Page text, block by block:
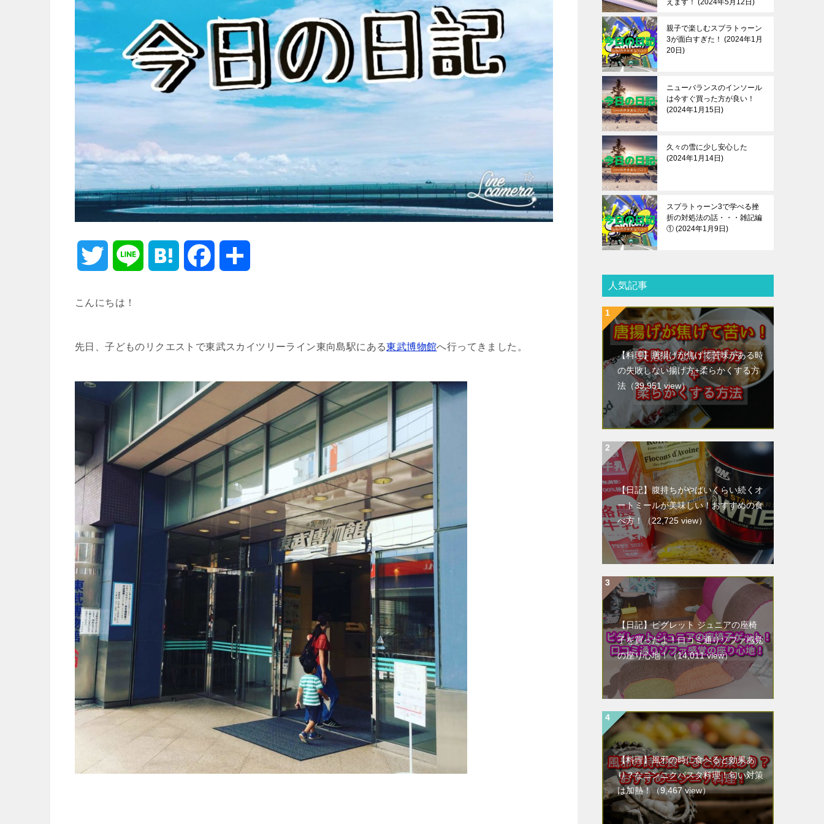
t e e
a
e
k
こんにちは！
先日、子どものリクエストで東武スカイツリーライン東向島駅にある東武博物館へ行ってきました。
えます！ 2024年5月12日
親子で楽しむスプラトゥーン
3が面白すぎた！
2024年1月
20日
ニューバランスのインソール
は今すぐ買った方が良い！
2024年1月15日
久々の雪に少し安心した
2024年1月14日
スプラトゥーン3で学べる挫
折の対処法の話・・・雑記編
① 2024年1月9日
人気記事
【料理】唐揚げが焦げて苦味がある時
の失敗しない揚げ方+柔らかくする方
法 （39,951 view）
【日記】腹持ちがやばいくらい続くオ
ートミールが美味しい！おすすめの食
べ方！ （22,725 view）
【日記】ピグレット ジュニアの座椅
子を買ったよ！口コミ通りソファ感覚
の座り心地！（14,011 view）
【料理】風邪の時に食べると効果あ
り？なニンニクパスタ料理！匂い対策
は加熱！ （9,467 view）